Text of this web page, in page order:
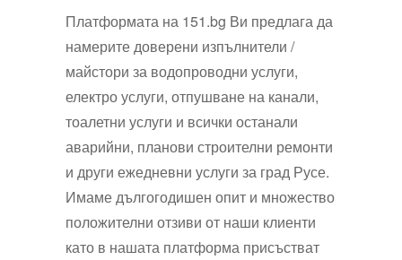
Платформата на 151.bg Ви предлага да
намерите доверени изпълнители /
майстори заводопроводни услуги,
електро услуги, отпушваненаканали,
тоалетни услуги и всички останали
аварийни, планови строителни ремонти
и други ежедневни услуги за град Русе.
Имамедългогодишен опит и множество
положителни отзиви от наши клиенти
като в нашата платформа присъстват